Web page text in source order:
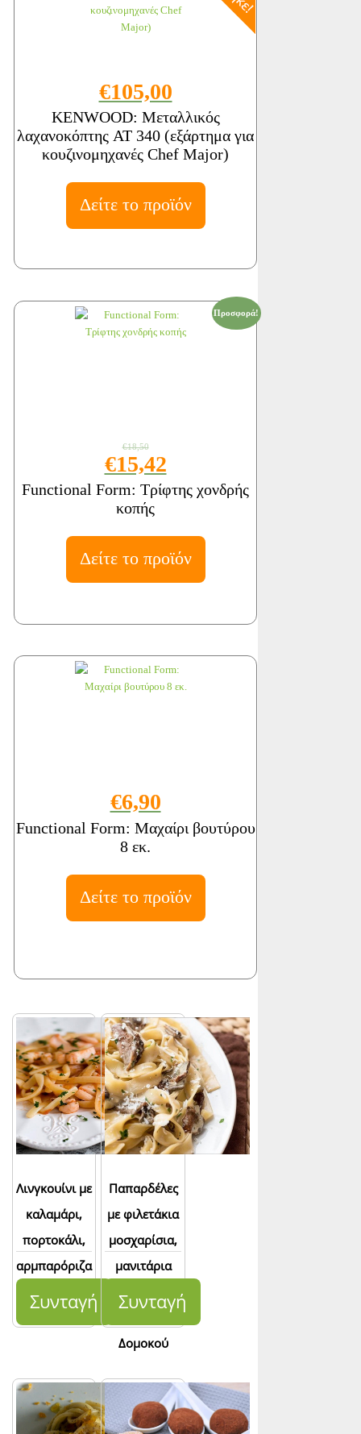
€105,00
KENWOOD: Μεταλλικός
λαχανοκόπτης AT 340 (εξάρτημα για
κουζινομηχανές Chef Major)
Δείτε το προϊόν
Προσφορά!
€18,50
€15,42
Functional Form: Τρίφτης χονδρής
κοπής
Δείτε το προϊόν
€6,90
Functional Form: Μαχαίρι βουτύρου
8 εκ.
Δείτε το προϊόν
Λινγκουίνι με
καλαμάρι,
πορτοκάλι,
αρμπαρόριζα
και φυστίκι
Συνταγή
Παπαρδέλες
με φιλετάκια
μοσχαρίσια,
μανιτάρια
και σάλτσα
τυρί κατίκι
Δομοκού
Συνταγή